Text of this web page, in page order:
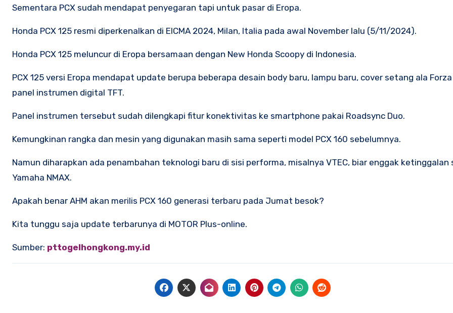
Sementara PCX sudah mendapat penyegaran tapi untuk pasar di Eropa.
Honda PCX 125 resmi diperkenalkan di EICMA 2024, Milan, Italia pada awal November lalu (5/11/2024).
Honda PCX 125 meluncur di Eropa bersamaan dengan New Honda Scoopy di Indonesia.
PCX 125 versi Eropa mendapat update berupa beberapa desain body baru, lampu baru, cover setang ala
panel instrumen digital TFT.
Panel instrumen tersebut sudah dilengkapi fitur konektivitas ke smartphone pakai Roadsync Duo.
Kemungkinan rangka dan mesin yang digunakan masih sama seperti model PCX 160 sebelumnya.
Namun diharapkan ada penambahan teknologi baru di sisi performa, misalnya VTEC, biar enggak ketinggalan
Yamaha NMAX.
Apakah benar AHM akan merilis PCX 160 generasi terbaru pada Jumat besok?
Kita tunggu saja update terbarunya di MOTOR Plus-online.
Sumber: pttogelhongkong.my.id